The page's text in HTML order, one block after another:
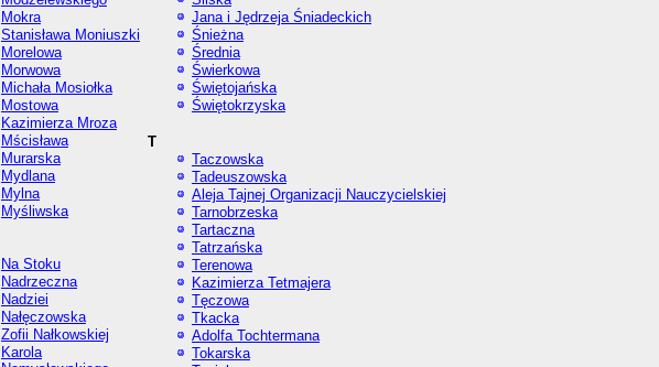
Mokra
Stanisława Moniuszki
Morelowa
Morwowa
Michała Mosiołka
Mostowa
Kazimierza Mroza
Mścisława
Murarska
Mydlana
Mylna
Myśliwska
Na Stoku
Nadrzeczna
Nadziei
Nałęczowska
Zofii Nałkowskiej
Karola
Jana i Jędrzeja Śniadeckich
Śnieżna
Średnia
Świerkowa
Świętojańska
Świętokrzyska
T
Taczowska
Tadeuszowska
Aleja Tajnej Organizacji Nauczycielskiej
Tarnobrzeska
Tartaczna
Tatrzańska
Terenowa
Kazimierza Tetmajera
Tęczowa
Tkacka
Adolfa Tochtermana
Tokarska